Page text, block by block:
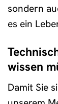
sondern
es ein
wissen
Damit Sie